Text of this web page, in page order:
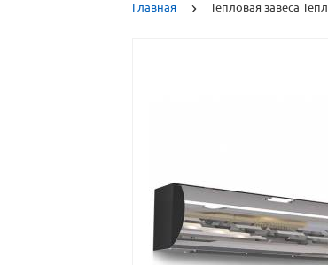
Главная Тепловая завеса